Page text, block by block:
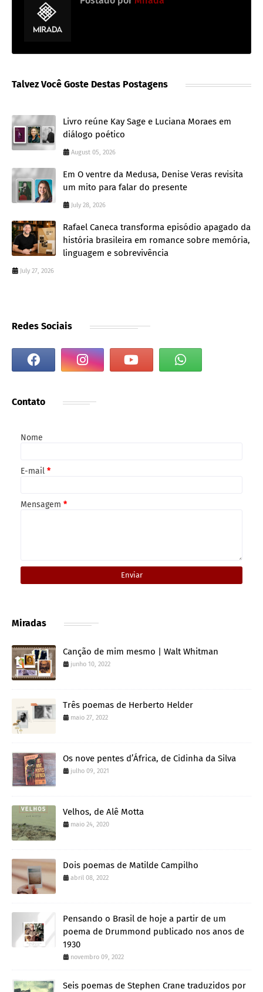
Talvez Você Goste Destas Postagens
Livro reúne Kay Sage e Luciana Moraes em
diálogo poético
August 05, 2026
Em O ventre da Medusa, Denise Veras revisita
um mito para falar do presente
July 28, 2026
Rafael Caneca transforma episódio apagado da
história brasileira em romance sobre memória,
linguagem e sobrevivência
July 27, 2026
Redes Sociais
Contato
Nome
E-mail *
Mensagem *
Miradas
Canção de mim mesmo | Walt Whitman
junho 10, 2022
Três poemas de Herberto Helder
maio 27, 2022
Os nove pentes d’África, de Cidinha da Silva
julho 09, 2021
Velhos, de Alê Motta
maio 24, 2020
Dois poemas de Matilde Campilho
abril 08, 2022
Pensando o Brasil de hoje a partir de um
poema de Drummond publicado nos anos de
1930
novembro 09, 2022
Seis poemas de Stephen Crane traduzidos por